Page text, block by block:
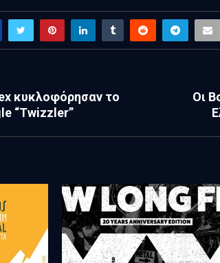
κυκλοφόρησαν το
“Twizzler”
Οι